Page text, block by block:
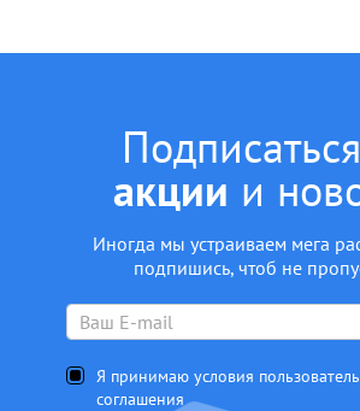
Подписаться
акции и
Иногда мы устраиваем мега
подпишись, чтоб не
Я принимаю условия
соглашения